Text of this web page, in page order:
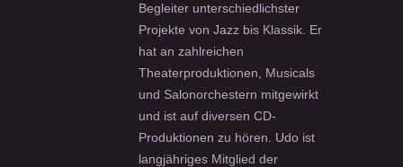
Begleiter unterschiedlichster
Projekte von Jazz bis Klassik. Er
hat an zahlreichen
Theaterproduktionen, Musicals
und Salonorchestern mitgewirkt
und ist auf diversen CD-
Produktionen zu hören. Udo ist
langjähriges Mitglied der